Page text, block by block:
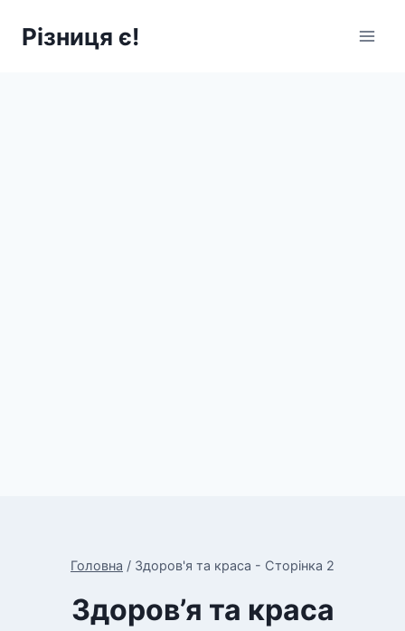
Різниця є!
Головна / Здоров'я та краса - Сторінка 2
Здоров’я та краса